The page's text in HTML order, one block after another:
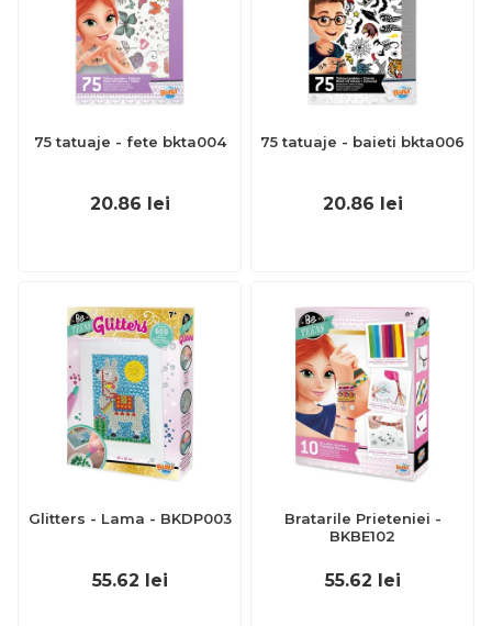
75 tatuaje - fete bkta004
20.86 lei
75 tatuaje - baieti bkta006
20.86 lei
Glitters - Lama - BKDP003
55.62 lei
Bratarile Prieteniei -
BKBE102
55.62 lei